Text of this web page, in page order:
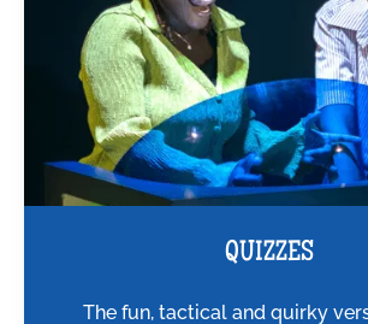
QUIZZES
The fun, tactical and quirky